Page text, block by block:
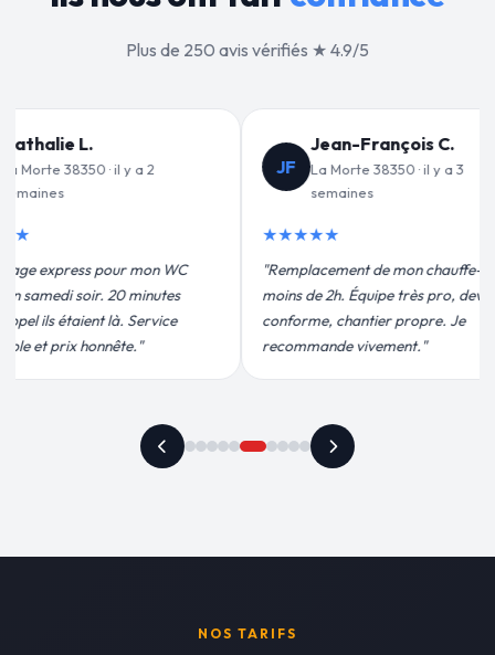
Plus de 250 avis vérifiés ★ 4.9/5
C.
· il y a 3
mon chauffe-eau en
très pro, devis
propre. Je
Valérie D.
La Morte 38350 · il y a 1 mois
"Un grand merci à Sylvain Plombier
pour leur intervention rapide et
efficace. Fuite réparée en 30 min, prix
plus qu'honnête !"
NOS TARIFS